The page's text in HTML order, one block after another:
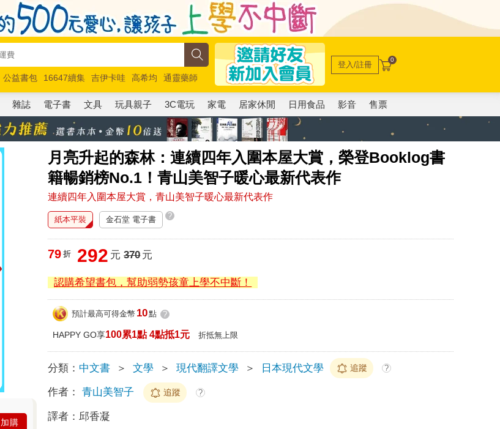
公益書包 16647續集 吉伊卡哇 高希均
通靈藥師
馬斯克 玩具總動員5 超慢跑
登入/註冊 0
雜誌 電子書 文具 玩具親子 3C電玩 家電 居家休閒 日用食品 影音 售票
月亮升起的森林：連續四年入圍本屋大賞，榮登Booklog書
籍暢銷榜No.1！青山美智子暖心最新代表作
連續四年入圍本屋大賞，青山美智子暖心最新代表作
加購
紙本平裝 金石堂 電子書 ?
79 折 292 元 370元
認購希望書包，幫助弱勢孩童上學不中斷！
預計最高可得金幣 10點 ?
HAPPY GO享100累1點 4點抵1元 折抵無上限
分類： 中文書 ＞ 文學 ＞ 現代翻譯文學 ＞ 日本現代文學 追蹤 ?
作者： 青山美智子 追蹤 ?
譯者：邱香凝